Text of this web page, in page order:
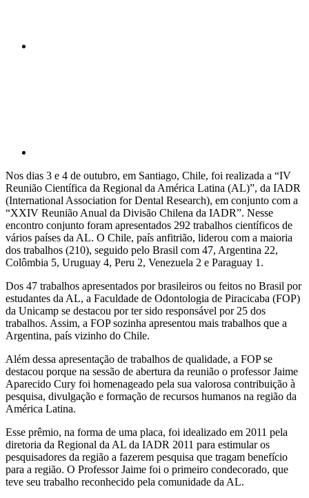
Nos dias 3 e 4 de outubro, em Santiago, Chile, foi realizada a “IV
Reunião Científica da Regional da América Latina (AL)”, da IADR
(International Association for Dental Research), em conjunto com a
“XXIV Reunião Anual da Divisão Chilena da IADR”. Nesse
encontro conjunto foram apresentados 292 trabalhos científicos de
vários países da AL. O Chile, país anfitrião, liderou com a maioria
dos trabalhos (210), seguido pelo Brasil com 47, Argentina 22,
Colômbia 5, Uruguay 4, Peru 2, Venezuela 2 e Paraguay 1.
Dos 47 trabalhos apresentados por brasileiros ou feitos no Brasil por
estudantes da AL, a Faculdade de Odontologia de Piracicaba (FOP)
da Unicamp se destacou por ter sido responsável por 25 dos
trabalhos. Assim, a FOP sozinha apresentou mais trabalhos que a
Argentina, país vizinho do Chile.
Além dessa apresentação de trabalhos de qualidade, a FOP se
destacou porque na sessão de abertura da reunião o professor Jaime
Aparecido Cury foi homenageado pela sua valorosa contribuição à
pesquisa, divulgação e formação de recursos humanos na região da
América Latina.
Esse prêmio, na forma de uma placa, foi idealizado em 2011 pela
diretoria da Regional da AL da IADR 2011 para estimular os
pesquisadores da região a fazerem pesquisa que tragam benefício
para a região. O Professor Jaime foi o primeiro condecorado, que
teve seu trabalho reconhecido pela comunidade da AL.